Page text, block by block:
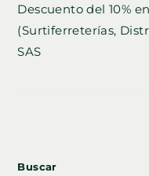
Descuento del 10%
(Surtiferreterías,
SAS
Buscar